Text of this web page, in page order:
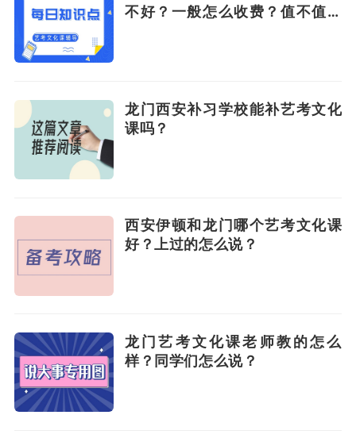
不好？一般怎么收费？值不值得
龙门西安补习学校能补艺考文化
课吗？
西安伊顿和龙门哪个艺考文化课
好？上过的怎么说？
龙门艺考文化课老师教的怎么
样？同学们怎么说？